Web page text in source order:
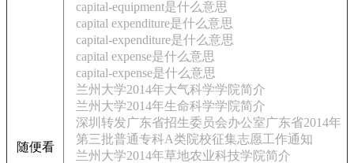
随便看
capital-equipment是什么意思
capital expenditure是什么意思
capital-expenditure是什么意思
capital expense是什么意思
capital-expense是什么意思
兰州大学2014年大气科学学院简介
兰州大学2014年生命科学学院简介
深圳转发广东省招生委员会办公室广东省2014年
第三批普通专科A类院校征集志愿工作通知
兰州大学2014年草地农业科技学院简介